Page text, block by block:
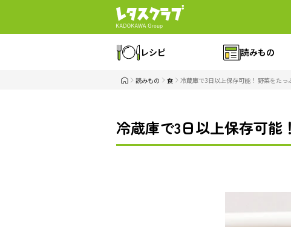
レシピ 読みもの
読みもの 食 冷蔵庫で3日以上保存可能！ 野菜をた
冷蔵庫で3日以上保存可能